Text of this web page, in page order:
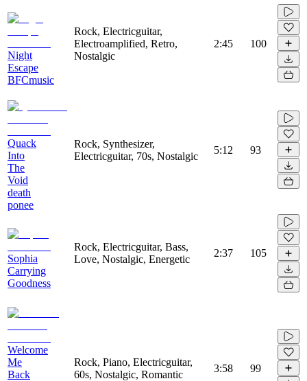
Night
Escape
BFCmusic
Rock, Electricguitar,
Electroamplified, Retro,
Nostalgic
2:45 100
Quack
Into
The
Void
death
ponee
Rock, Synthesizer,
Electricguitar, 70s, Nostalgic
5:12 93
Sophia
Carrying
Goodness
Rock, Electricguitar, Bass,
Love, Nostalgic, Energetic
2:37 105
Welcome
Me
Back
Rock, Piano, Electricguitar,
60s, Nostalgic, Romantic
3:58 99